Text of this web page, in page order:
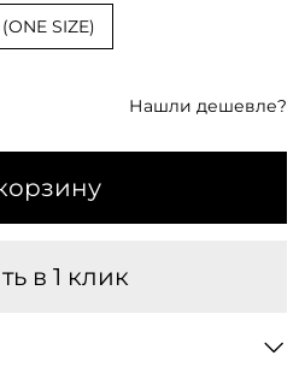
Нашли дешевле?
в 1 клик
SIZE)